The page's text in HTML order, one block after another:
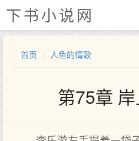
下书小说网
首页 人鱼的情歌
第75章 岸